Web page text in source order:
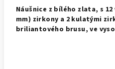
Náušnice z bílého zlata, s
mm) zirkony a 2 kulatými
briliantového brusu, ve